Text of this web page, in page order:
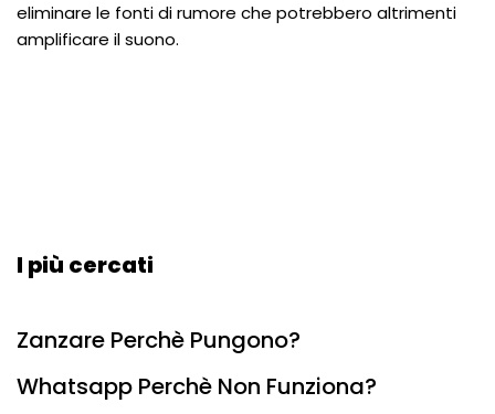
eliminare le fonti di rumore che potrebbero altrimenti
amplificare il suono.
I più cercati
Zanzare Perchè Pungono?
Whatsapp Perchè Non Funziona?